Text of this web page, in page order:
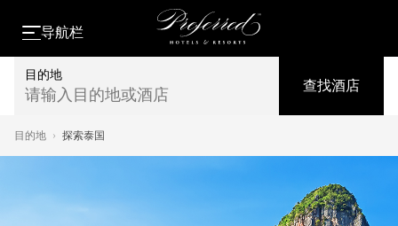
导航栏
目的地
请输入目的地或酒店
查找酒店
目的地 › 探索泰国